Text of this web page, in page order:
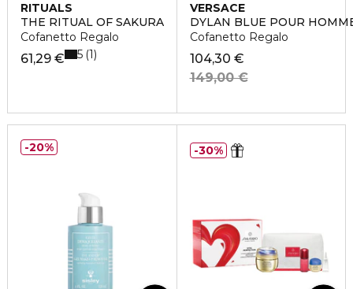
RITUALS
THE RITUAL OF SAKURA
Cofanetto Regalo
61,29 € 5 1
VERSACE
DYLAN BLUE POUR
Cofanetto Regalo
104,30 €
149,00 €
20% 30%